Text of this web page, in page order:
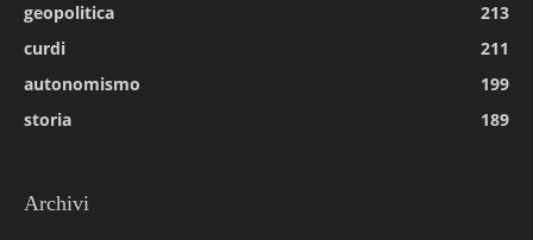
geopolitica
213
curdi
211
autonomismo
199
storia
189
Archivi